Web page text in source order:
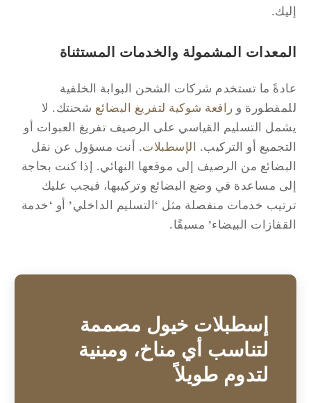
المشمولة والخدمات المستثناة
ما تستخدم شركات الشحن البوابة الخلفية
و رافعة شوكية لتفريغ البضائعشحنتك. لا
التسليم القياسي على الرصيف تفريغ العبوات أو
أو التركيب.الإسطبلات. أنت مسؤول عن نقل
من الرصيف إلى موقعها النهائي. إذا كنت بحاجة
مساعدة في وضع البضائع وتركيبها، فيجب عليك
خدمات منفصلة مثل ‘التسليم الداخلي’ أو ‘خدمة
البيضاء’ مسبقًا.
إسطبلات خيول مصممة
لتناسب أي مناخ، ومبنية
لتدوم طويلاً